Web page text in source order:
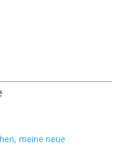
meine neue